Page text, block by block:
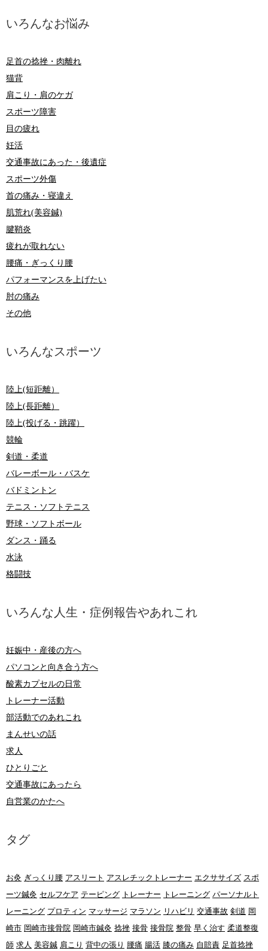
いろんなお悩み
足首の捻挫・肉離れ
猫背
肩こり・肩のケガ
スポーツ障害
目の疲れ
妊活
交通事故にあった・後遺症
スポーツ外傷
首の痛み・寝違え
肌荒れ(美容鍼)
腱鞘炎
疲れが取れない
腰痛・ぎっくり腰
パフォーマンスを上げたい
肘の痛み
その他
いろんなスポーツ
陸上(短距離）
陸上(長距離）
陸上(投げる・跳躍）
競輪
剣道・柔道
バレーボール・バスケ
バドミントン
テニス・ソフトテニス
野球・ソフトボール
ダンス・踊る
水泳
格闘技
いろんな人生・症例報告やあれこれ
妊娠中・産後の方へ
パソコンと向き合う方へ
酸素カプセルの日常
トレーナー活動
部活動でのあれこれ
まんせいの話
求人
ひとりごと
交通事故にあったら
自営業のかたへ
タグ
お灸 ぎっくり腰 アスリート アスレチックトレーナー エクササイズ スポ
ーツ鍼灸 セルフケア テーピング トレーナー トレーニング パーソナルト
レーニング プロティン マッサージ マラソン リハビリ 交通事故 剣道 岡
崎市 岡崎市接骨院 岡崎市鍼灸 捻挫 接骨 接骨院 整骨 早く治す 柔道整復
師 求人 美容鍼 肩こり 背中の張り 腰痛 腸活 膝の痛み 自賠責 足首捻挫